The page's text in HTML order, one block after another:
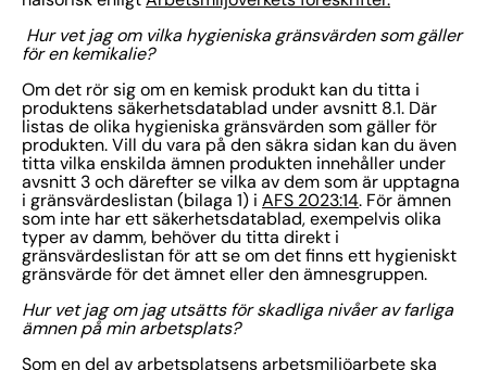
Hur vet jag om vilka hygieniska gränsvärden som gäller
för en kemikalie?
Om det rör sig om en kemisk produkt kan du titta i
produktens säkerhetsdatablad under avsnitt 8.1. Där
listas de olika hygieniska gränsvärden som gäller för
produkten. Vill du vara på den säkra sidan kan du även
titta vilka enskilda ämnen produkten innehåller under
avsnitt 3 och därefter se vilka av dem som är upptagna
i gränsvärdeslistan (bilaga 1) i AFS 2023:14. För ämnen
som inte har ett säkerhetsdatablad, exempelvis olika
typer av damm, behöver du titta direkt i
gränsvärdeslistan för att se om det finns ett hygieniskt
gränsvärde för det ämnet eller den ämnesgruppen.
Hur vet jag om jag utsätts för skadliga nivåer av farliga
ämnen på min arbetsplats?
Som en del av arbetsplatsens arbetsmiljöarbete ska